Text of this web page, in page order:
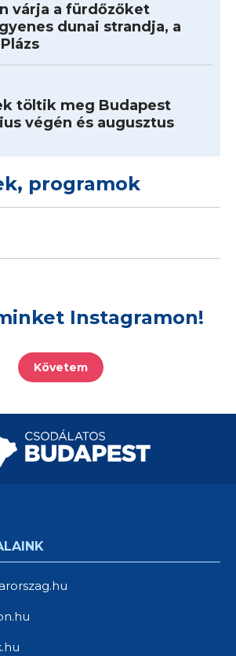
várja a fürdőzőket
dunai strandja, a
töltik meg Budapest
végén és augusztus
programok
Instagramon!
Követem